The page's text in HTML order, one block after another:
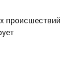
происшествий